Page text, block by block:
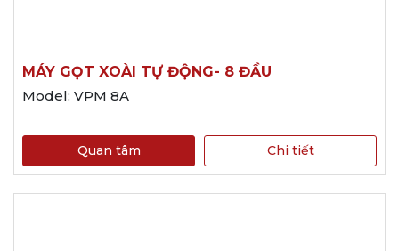
MÁY GỌT XOÀI TỰ ĐỘNG- 8 ĐẦU
Model: VPM 8A
Quan tâm Chi tiết